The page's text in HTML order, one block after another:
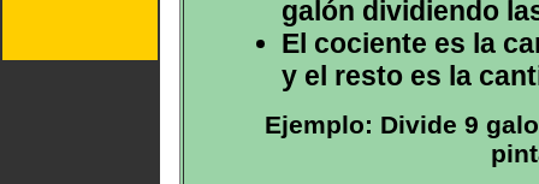
galón dividiendo
El cociente es la
y el resto es la
Ejemplo: Divide 9